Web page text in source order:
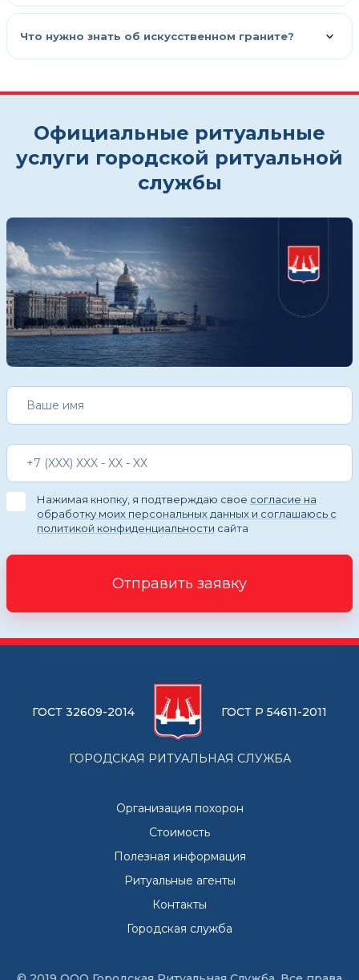
Что нужно знать об искусственном граните?
Официальные ритуальные
услуги городской ритуальной
службы
Нажимая кнопку, я подтверждаю свое согласие на
обработку моих персональных данных и соглашаюсь с
политикой конфиденциальности сайта
Отправить заявку
ГОСТ 32609-2014 ГОСТ Р 54611-2011
ГОРОДСКАЯ РИТУАЛЬНАЯ СЛУЖБА
Организация похорон
Стоимость
Полезная информация
Ритуальные агенты
Контакты
Городская служба